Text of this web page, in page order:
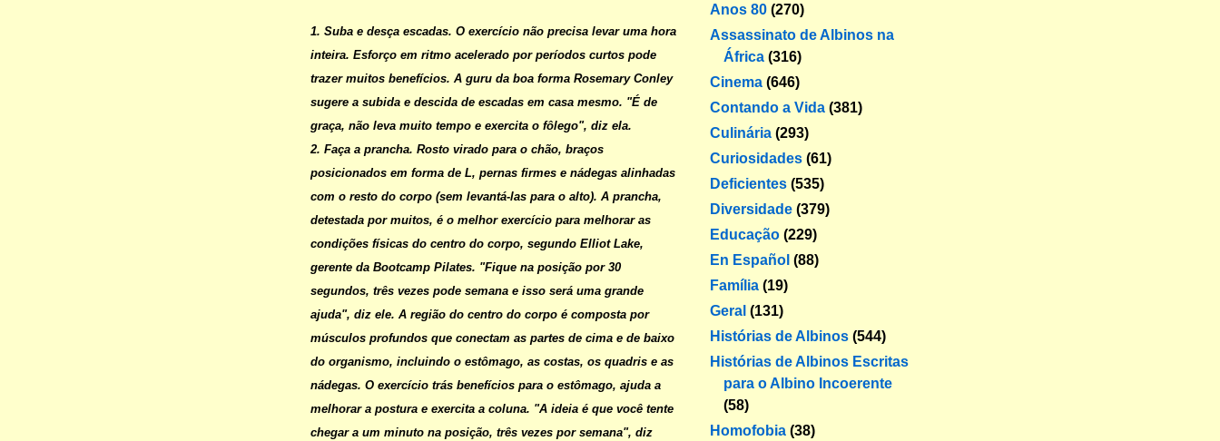
1. Suba e desça escadas. O exercício não precisa levar uma hora
inteira. Esforço em ritmo acelerado por períodos curtos pode
trazer muitos benefícios. A guru da boa forma Rosemary Conley
sugere a subida e descida de escadas em casa mesmo. "É de
graça, não leva muito tempo e exercita o fôlego", diz ela.
2. Faça a prancha. Rosto virado para o chão, braços
posicionados em forma de L, pernas firmes e nádegas alinhadas
com o resto do corpo (sem levantá-las para o alto). A prancha,
detestada por muitos, é o melhor exercício para melhorar as
condições físicas do centro do corpo, segundo Elliot Lake,
gerente da Bootcamp Pilates. "Fique na posição por 30
segundos, três vezes pode semana e isso será uma grande
ajuda", diz ele. A região do centro do corpo é composta por
músculos profundos que conectam as partes de cima e de baixo
do organismo, incluindo o estômago, as costas, os quadris e as
nádegas. O exercício trás benefícios para o estômago, ajuda a
melhorar a postura e exercita a coluna. "A ideia é que você tente
chegar a um minuto na posição, três vezes por semana", diz
Anos 80 (270)
Assassinato de Albinos na
África (316)
Cinema (646)
Contando a Vida (381)
Culinária (293)
Curiosidades (61)
Deficientes (535)
Diversidade (379)
Educação (229)
En Español (88)
Família (19)
Geral (131)
Histórias de Albinos (544)
Histórias de Albinos Escritas
para o Albino Incoerente
(58)
Homofobia (38)